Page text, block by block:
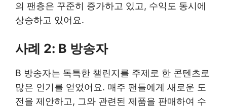
의 팬층은 꾸준히 증가하고 있고, 수익도 동시에
상승하고 있어요.
사례 2: B 방송자
B 방송자는 독특한 챌린지를 주제로 한 콘텐츠로
많은 인기를 얻었어요. 매주 팬들에게 새로운 도
전을 제안하고, 그와 관련된 제품을 판매하여 수